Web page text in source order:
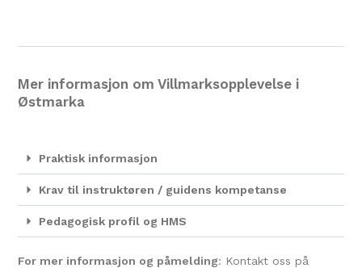
Mer informasjon om Villmarksopplevelse i
Østmarka
Praktisk informasjon
Krav til instruktøren / guidens kompetanse
Pedagogisk profil og HMS
For mer informasjon og påmelding: Kontakt oss på